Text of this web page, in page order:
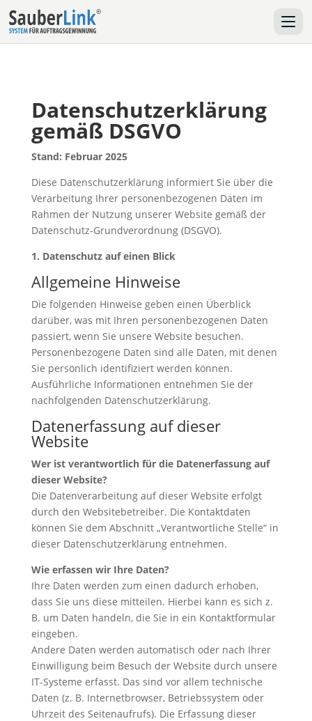
Datenschutzerklärung
gemäß DSGVO
Stand: Februar 2025
Diese Datenschutzerklärung informiert Sie über die
Verarbeitung Ihrer personenbezogenen Daten im
Rahmen der Nutzung unserer Website gemäß der
Datenschutz-Grundverordnung (DSGVO).
1. Datenschutz auf einen Blick
Allgemeine Hinweise
Die folgenden Hinweise geben einen Überblick
darüber, was mit Ihren personenbezogenen Daten
passiert, wenn Sie unsere Website besuchen.
Personenbezogene Daten sind alle Daten, mit denen
Sie persönlich identifiziert werden können.
Ausführliche Informationen entnehmen Sie der
nachfolgenden Datenschutzerklärung.
Datenerfassung auf dieser
Website
Wer ist verantwortlich für die Datenerfassung auf
dieser Website?
Die Datenverarbeitung auf dieser Website erfolgt
durch den Websitebetreiber. Die Kontaktdaten
können Sie dem Abschnitt „Verantwortliche Stelle“ in
dieser Datenschutzerklärung entnehmen.
Wie erfassen wir Ihre Daten?
Ihre Daten werden zum einen dadurch erhoben,
dass Sie uns diese mitteilen. Hierbei kann es sich z.
B. um Daten handeln, die Sie in ein Kontaktformular
eingeben.
Andere Daten werden automatisch oder nach Ihrer
Einwilligung beim Besuch der Website durch unsere
IT-Systeme erfasst. Das sind vor allem technische
Daten (z. B. Internetbrowser, Betriebssystem oder
Uhrzeit des Seitenaufrufs). Die Erfassung dieser